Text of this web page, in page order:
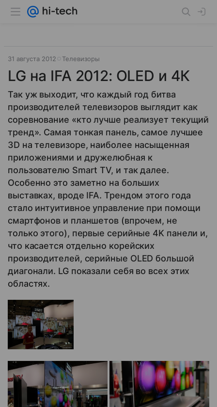
31 августа 2012 Телевизоры
LG на IFA 2012: OLED и 4К
Так уж выходит, что каждый год битва
производителей телевизоров выглядит как
соревнование «кто лучше реализует текущий
тренд». Самая тонкая панель, самое лучшее
3D на телевизоре, наиболее насыщенная
приложениями и дружелюбная к
пользователю Smart TV, и так далее.
Особенно это заметно на больших
выставках, вроде IFA. Трендом этого года
стало интуитивное управление при помощи
смартфонов и планшетов (впрочем, не
только этого), первые серийные 4K панели и,
что касается отдельно корейских
производителей, серийные OLED большой
диагонали. LG показали себя во всех этих
областях.